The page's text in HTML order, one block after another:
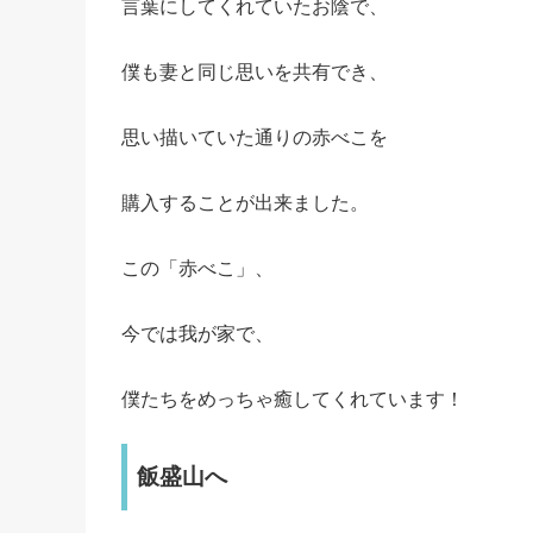
言葉にしてくれていたお陰で、
僕も妻と同じ思いを共有でき、
思い描いていた通りの赤べこを
購入することが出来ました。
この「赤べこ」、
今では我が家で、
僕たちをめっちゃ癒してくれています！
飯盛山へ